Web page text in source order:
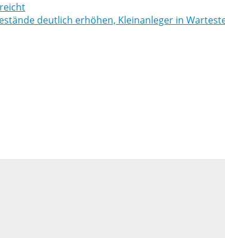
deutlich erhöhen, Kleinanleger in